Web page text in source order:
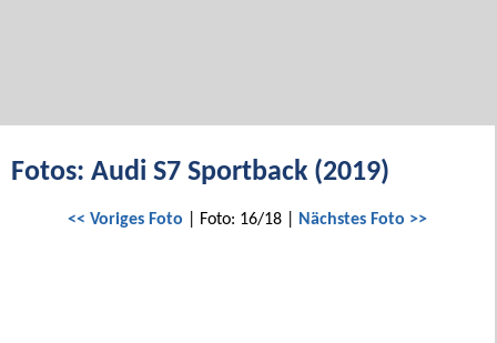
Fotos: Audi S7 Sportback (2019)
<< Voriges Foto | Foto: 16/18 | Nächstes Foto >>